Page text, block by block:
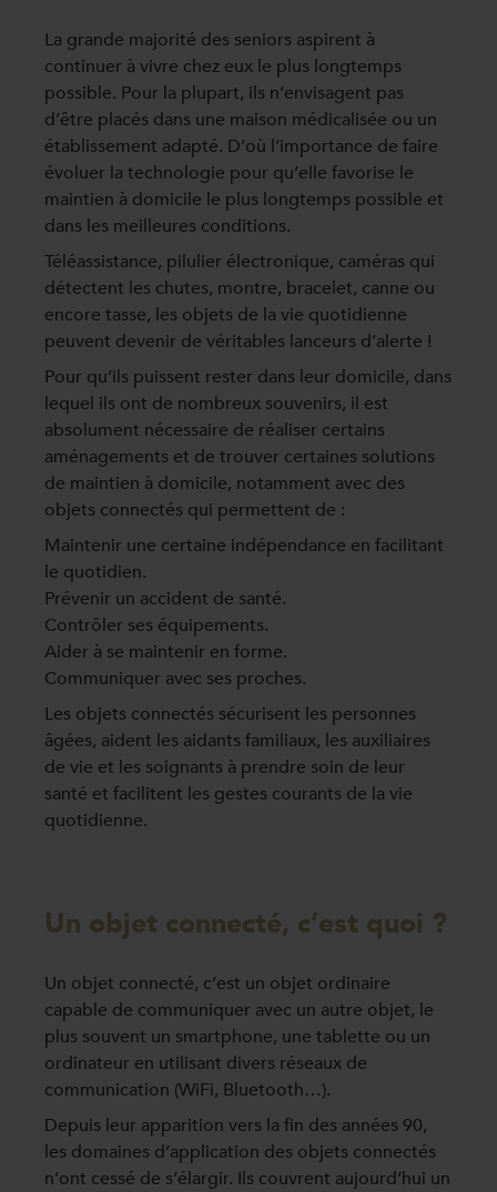
La grande majorité des seniors aspirent à
continuer à vivre chez eux le plus longtemps
possible. Pour la plupart, ils n’envisagent pas
d’être placés dans une maison médicalisée ou un
établissement adapté. D’où l’importance de faire
évoluer la technologie pour qu’elle favorise le
maintien à domicile le plus longtemps possible et
dans les meilleures conditions.
Téléassistance, pilulier électronique, caméras qui
détectent les chutes, montre, bracelet, canne ou
encore tasse, les objets de la vie quotidienne
peuvent devenir de véritables lanceurs d’alerte !
Pour qu’ils puissent rester dans leur domicile, dans
lequel ils ont de nombreux souvenirs, il est
absolument nécessaire de réaliser certains
aménagements et de trouver certaines solutions
de maintien à domicile, notamment avec des
objets connectés qui permettent de :
Maintenir une certaine indépendance en facilitant
le quotidien.
Prévenir un accident de santé.
Contrôler ses équipements.
Aider à se maintenir en forme.
Communiquer avec ses proches.
Les objets connectés sécurisent les personnes
âgées, aident les aidants familiaux, les auxiliaires
de vie et les soignants à prendre soin de leur
santé et facilitent les gestes courants de la vie
quotidienne.
Un objet connecté, c’est quoi ?
Un objet connecté, c’est un objet ordinaire
capable de communiquer avec un autre objet, le
plus souvent un smartphone, une tablette ou un
ordinateur en utilisant divers réseaux de
communication (WiFi, Bluetooth…).
Depuis leur apparition vers la fin des années 90,
les domaines d’application des objets connectés
n’ont cessé de s’élargir. Ils couvrent aujourd’hui un